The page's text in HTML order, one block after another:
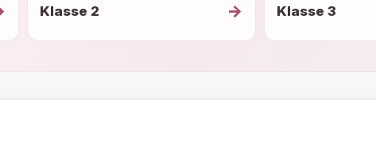
Klasse 2 → Klasse 3